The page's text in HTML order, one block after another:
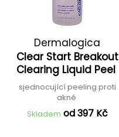
Dermalogica
Clear Start Breakout
Clearing Liquid Peel
sjednocující peeling proti
akné
Skladem od 397 Kč